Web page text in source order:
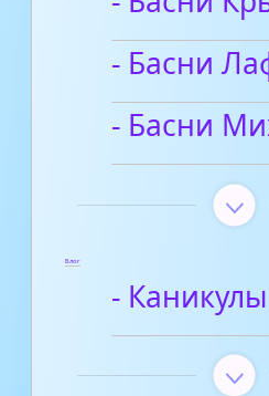
- Басни
- Басни
Блог
- Каникулы